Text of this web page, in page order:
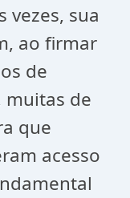
vezes, sua
ao firmar
de
muitas de
que
acesso